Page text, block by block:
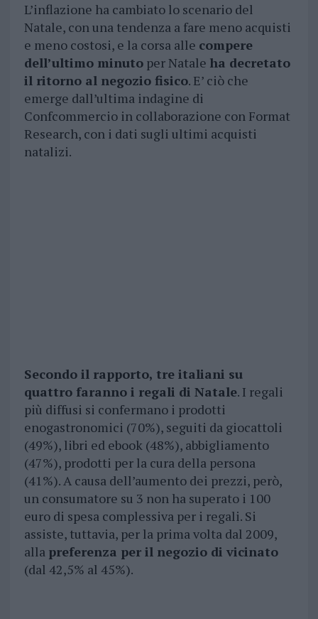
L’inflazione ha cambiato lo scenario del
Natale, con una tendenza a fare meno acquisti
e meno costosi, e la corsa alle compere
dell’ultimo minutoper Natale ha decretato
il ritorno al negozio fisico. E’ ciò che
emerge dall’ultima indagine di
Confcommercio in collaborazione con Format
Research, con i dati sugli ultimi acquisti
natalizi.
Secondo il rapporto, tre italiani su
quattro faranno i regali di Natale. I regali
più diffusi si confermano i prodotti
enogastronomici (70%), seguiti da giocattoli
(49%), libri ed ebook (48%), abbigliamento
(47%), prodotti per la cura della persona
(41%). A causa dell’aumento dei prezzi, però,
un consumatore su 3 non ha superato i 100
euro di spesa complessiva per i regali. Si
assiste, tuttavia, per la prima volta dal 2009,
alla preferenza per il negozio di vicinato
(dal 42,5% al 45%).